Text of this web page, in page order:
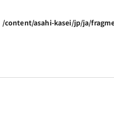
/content/asahi-kasei/jp/ja/